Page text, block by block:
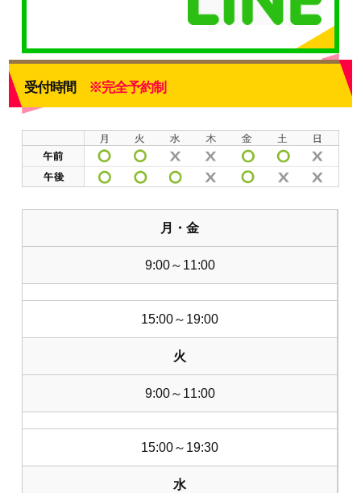
受付時間 ※完全予約制
月・金
9:00～11:00
15:00～19:00
火
9:00～11:00
15:00～19:30
水